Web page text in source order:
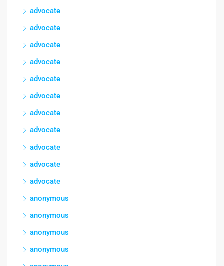
advocate
advocate
advocate
advocate
advocate
advocate
advocate
advocate
advocate
advocate
advocate
anonymous
anonymous
anonymous
anonymous